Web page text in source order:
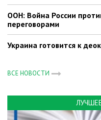
ООН: Война России
переговорами
Украина готовится к
ВСЕ НОВОСТИ